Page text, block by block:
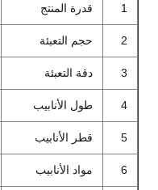
1 قدرة المنتج
2 حجم التعبئة
3 دقة التعبئة
4 طول الأنابيب
5 قطر الأنابيب
6 مواد الأنابيب